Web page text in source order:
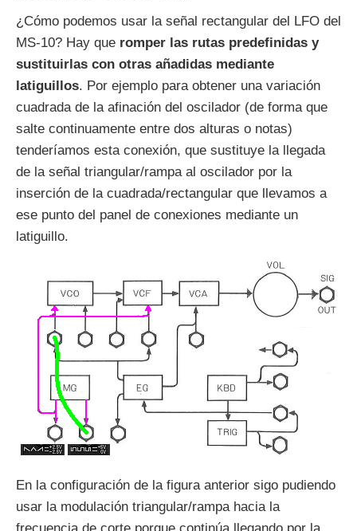
¿Cómo podemos usar la señal rectangular del LFO del
MS-10? Hay que romper las rutas predefinidas y
sustituirlas con otras añadidas mediante
latiguillos. Por ejemplo para obtener una variación
cuadrada de la afinación del oscilador (de forma que
salte continuamente entre dos alturas o notas)
tenderíamos esta conexión, que sustituye la llegada
de la señal triangular/rampa al oscilador por la
inserción de la cuadrada/rectangular que llevamos a
ese punto del panel de conexiones mediante un
latiguillo.
En la configuración de la figura anterior sigo pudiendo
usar la modulación triangular/rampa hacia la